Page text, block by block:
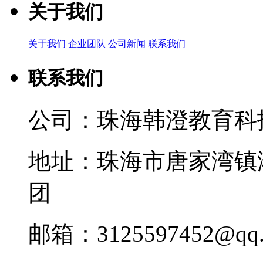
关于我们
关于我们 企业团队 公司新闻 联系我们
联系我们
公司：珠海韩澄教育
地址：珠海市唐家湾
团
邮箱：